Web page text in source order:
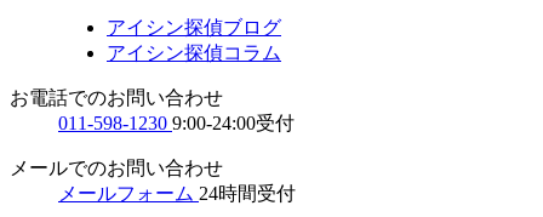
アイシン探偵ブログ
アイシン探偵コラム
お電話でのお問い合わせ
011-598-1230 9:00-24:00受付
メールでのお問い合わせ
メールフォーム 24時間受付